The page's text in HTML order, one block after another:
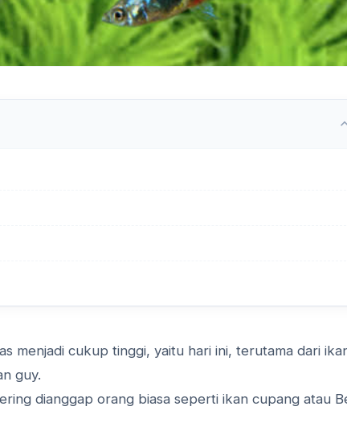
menjadi cukup tinggi, yaitu hari ini, terutama dari
guy.
dianggap orang biasa seperti ikan cupang atau